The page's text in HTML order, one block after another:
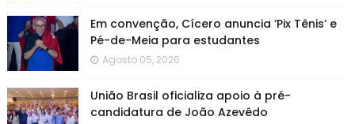
Em convenção, Cícero anuncia ‘Pix Tênis’ e
Pé-de-Meia para estudantes
Agosto 05, 2026
União Brasil oficializa apoio à pré-
candidatura de João Azevêdo